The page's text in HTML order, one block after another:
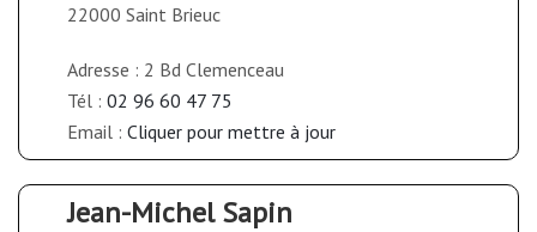
22000 Saint Brieuc
Adresse : 2 Bd Clemenceau
Tél : 02 96 60 47 75
Email : Cliquer pour mettre à jour
Jean-Michel Sapin